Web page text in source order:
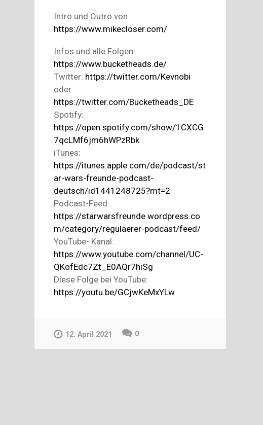
Intro und Outro von
https://www.mikecloser.com/
Infos und alle Folgen:
https://www.bucketheads.de/
Twitter: https://twitter.com/Kevnobi
oder
https://twitter.com/Bucketheads_DE
Spotify:
https://open.spotify.com/show/1CXCG
7qcLMf6jm6hWPzRbk
iTunes:
https://itunes.apple.com/de/podcast/st
ar-wars-freunde-podcast-
deutsch/id1441248725?mt=2
Podcast-Feed:
https://starwarsfreunde.wordpress.co
m/category/regulaerer-podcast/feed/
YouTube- Kanal:
https://www.youtube.com/channel/UC-
QKofEdc7Zt_E0AQr7hiSg
Diese Folge bei YouTube:
https://youtu.be/GCjwKeMxYLw
12. April 2021 0